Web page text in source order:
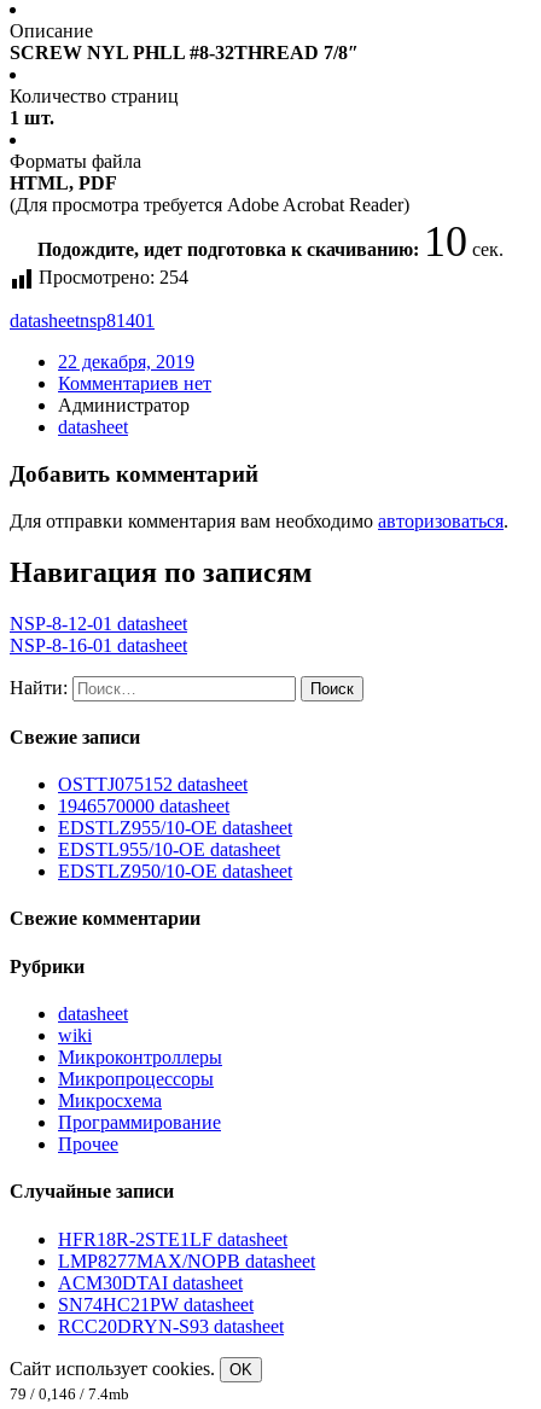
Описание
SCREW NYL PHLL #8-32THREAD 7/8″
Количество страниц
1 шт.
Форматы файла
HTML, PDF
(Для просмотра требуется Adobe Acrobat Reader)
Подождите, идет подготовка к скачиванию: 10 сек.
Просмотрено: 254
datasheetnsp81401
22 декабря, 2019
Комментариев нет
Администратор
datasheet
Добавить комментарий
Для отправки комментария вам необходимо авторизоваться.
Навигация по записям
NSP-8-12-01 datasheet
NSP-8-16-01 datasheet
Найти:
Свежие записи
OSTTJ075152 datasheet
1946570000 datasheet
EDSTLZ955/10-OE datasheet
EDSTL955/10-OE datasheet
EDSTLZ950/10-OE datasheet
Свежие комментарии
Рубрики
datasheet
wiki
Микроконтроллеры
Микропроцессоры
Микросхема
Программирование
Прочее
Случайные записи
HFR18R-2STE1LF datasheet
LMP8277MAX/NOPB datasheet
ACM30DTAI datasheet
SN74HC21PW datasheet
RCC20DRYN-S93 datasheet
Сайт использует cookies.
OK
79 / 0,146 / 7.4mb